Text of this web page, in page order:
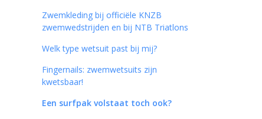
Zwemkleding bij officiële KNZB
zwemwedstrijden en bij NTB Triatlons
Welk type wetsuit past bij mij?
Fingernails: zwemwetsuits zijn
kwetsbaar!
Een surfpak volstaat toch ook?